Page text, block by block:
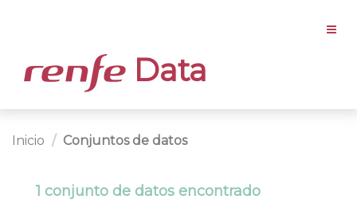
Data
Inicio Conjuntos de datos
1 conjunto de datos encontrado